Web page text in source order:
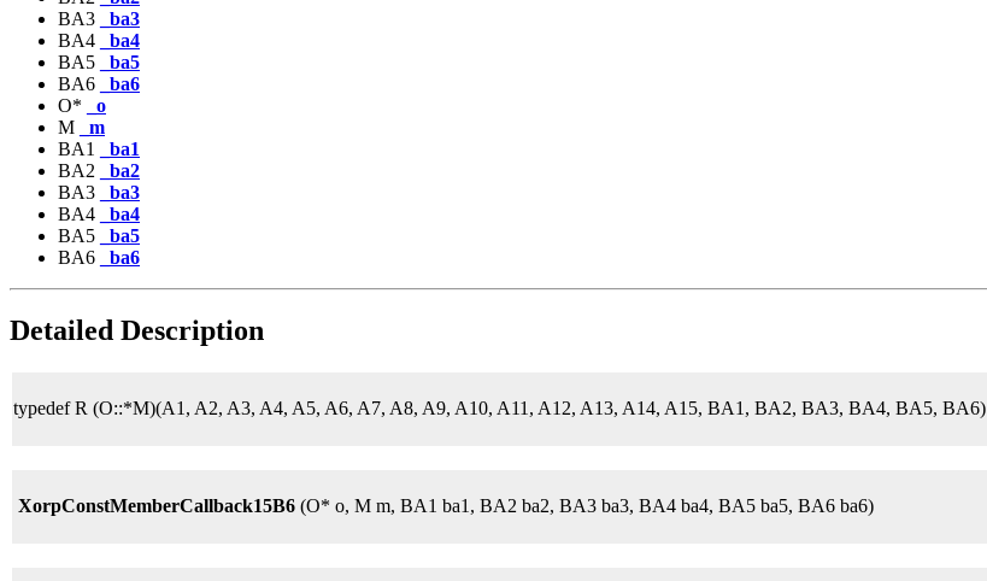
BA3
_ba3
BA4
_ba4
BA5
_ba5
BA6
_ba6
O*
_o
M
_m
BA1
_ba1
BA2
_ba2
BA3
_ba3
BA4
_ba4
BA5
_ba5
BA6
_ba6
Detailed Description
typedef R (O::*M)(A1, A2, A3, A4, A5, A6, A7, A8, A9, A10, A11, A12, A13, A14, A15, BA1, BA2, BA3, BA4, BA5, BA6)
XorpConstMemberCallback15B6 (O* o, M m, BA1 ba1, BA2 ba2, BA3 ba3, BA4 ba4, BA5 ba5, BA6 ba6)